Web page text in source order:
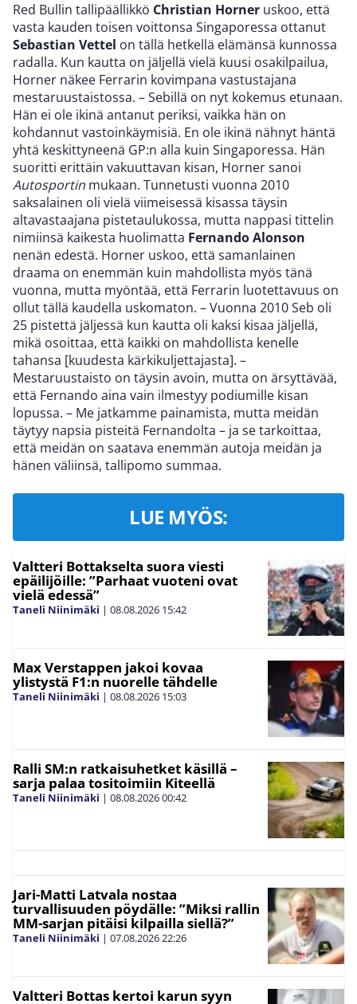
Red Bullin tallipäällikkö Christian Horner uskoo, että
vasta kauden toisen voittonsa Singaporessa ottanut
Sebastian Vettel on tällä hetkellä elämänsä kunnossa
radalla. Kun kautta on jäljellä vielä kuusi osakilpailua,
Horner näkee Ferrarin kovimpana vastustajana
mestaruustaistossa. – Sebillä on nyt kokemus etunaan.
Hän ei ole ikinä antanut periksi, vaikka hän on
kohdannut vastoinkäymisiä. En ole ikinä nähnyt häntä
yhtä keskittyneenä GP:n alla kuin Singaporessa. Hän
suoritti erittäin vakuuttavan kisan, Horner sanoi
Autosportin mukaan. Tunnetusti vuonna 2010
saksalainen oli vielä viimeisessä kisassa täysin
altavastaajana pistetaulukossa, mutta nappasi tittelin
nimiinsä kaikesta huolimatta Fernando Alonson
nenän edestä. Horner uskoo, että samanlainen
draama on enemmän kuin mahdollista myös tänä
vuonna, mutta myöntää, että Ferrarin luotettavuus on
ollut tällä kaudella uskomaton. – Vuonna 2010 Seb oli
25 pistettä jäljessä kun kautta oli kaksi kisaa jäljellä,
mikä osoittaa, että kaikki on mahdollista kenelle
tahansa [kuudesta kärkikuljettajasta]. –
Mestaruustaisto on täysin avoin, mutta on ärsyttävää,
että Fernando aina vain ilmestyy podiumille kisan
lopussa. – Me jatkamme painamista, mutta meidän
täytyy napsia pisteitä Fernandolta – ja se tarkoittaa,
että meidän on saatava enemmän autoja meidän ja
hänen väliinsä, tallipomo summaa.
LUE MYÖS:
Valtteri Bottakselta suora viesti
epäilijöille: ”Parhaat vuoteni ovat
vielä edessä”
Taneli Niinimäki | 08.08.2026 15:42
Max Verstappen jakoi kovaa
ylistystä F1:n nuorelle tähdelle
Taneli Niinimäki | 08.08.2026 15:03
Ralli SM:n ratkaisuhetket käsillä –
sarja palaa tositoimiin Kiteellä
Taneli Niinimäki | 08.08.202600:42
Jari-Matti Latvala nostaa
turvallisuuden pöydälle: ”Miksi rallin
MM-sarjan pitäisi kilpailla siellä?”
Taneli Niinimäki | 07.08.202622:26
Valtteri Bottas kertoi karun syyn